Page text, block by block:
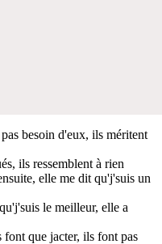
besoin d'eux, ils méritent
ils ressemblent à rien
elle me dit qu'j'suis un
le meilleur, elle a
font que jacter, ils font pas